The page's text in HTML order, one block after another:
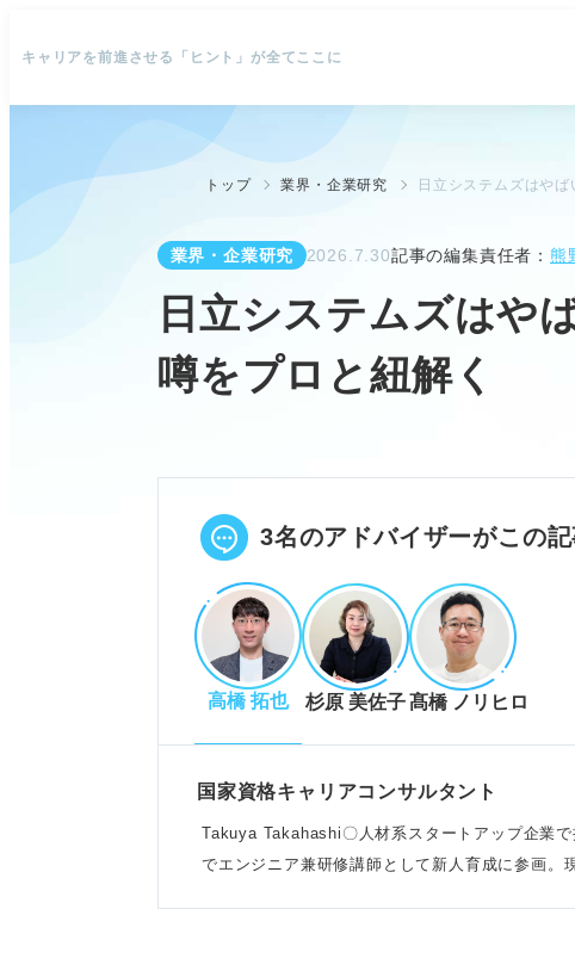
キャリアを前進させる「ヒント」が全てここに
トップ 業界・企業研究 日立システムズはや
業界・企業研究 2026.7.30記事の編集責任者：熊
日立システムズはや
噂をプロと紐解く
3名のアドバイザーがこの
高橋 拓也 杉原 美佐子髙橋 ノリヒロ
国家資格キャリアコンサルタント
Takuya Takahashi〇人材系スタートアップ企業
でエンジニア兼研修講師として新人育成に参画。